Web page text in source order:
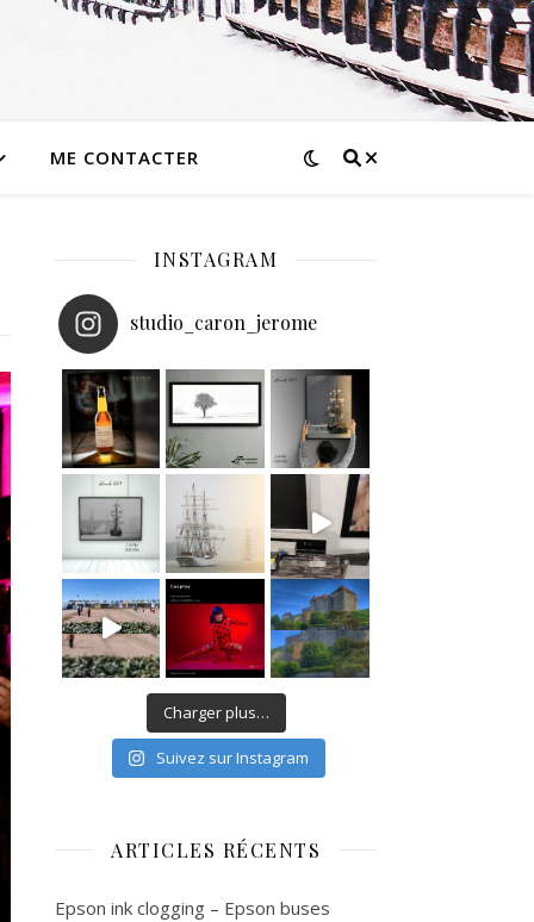
ME CONTACTER
INSTAGRAM
studio_caron_jerome
Charger plus…
Suivez sur Instagram
ARTICLES RÉCENTS
Epson ink clogging – Epson buses